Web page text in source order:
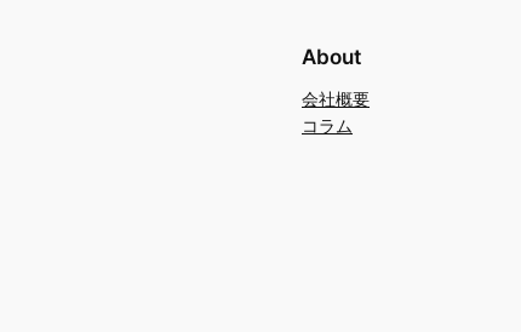
About
会社概要
コラム